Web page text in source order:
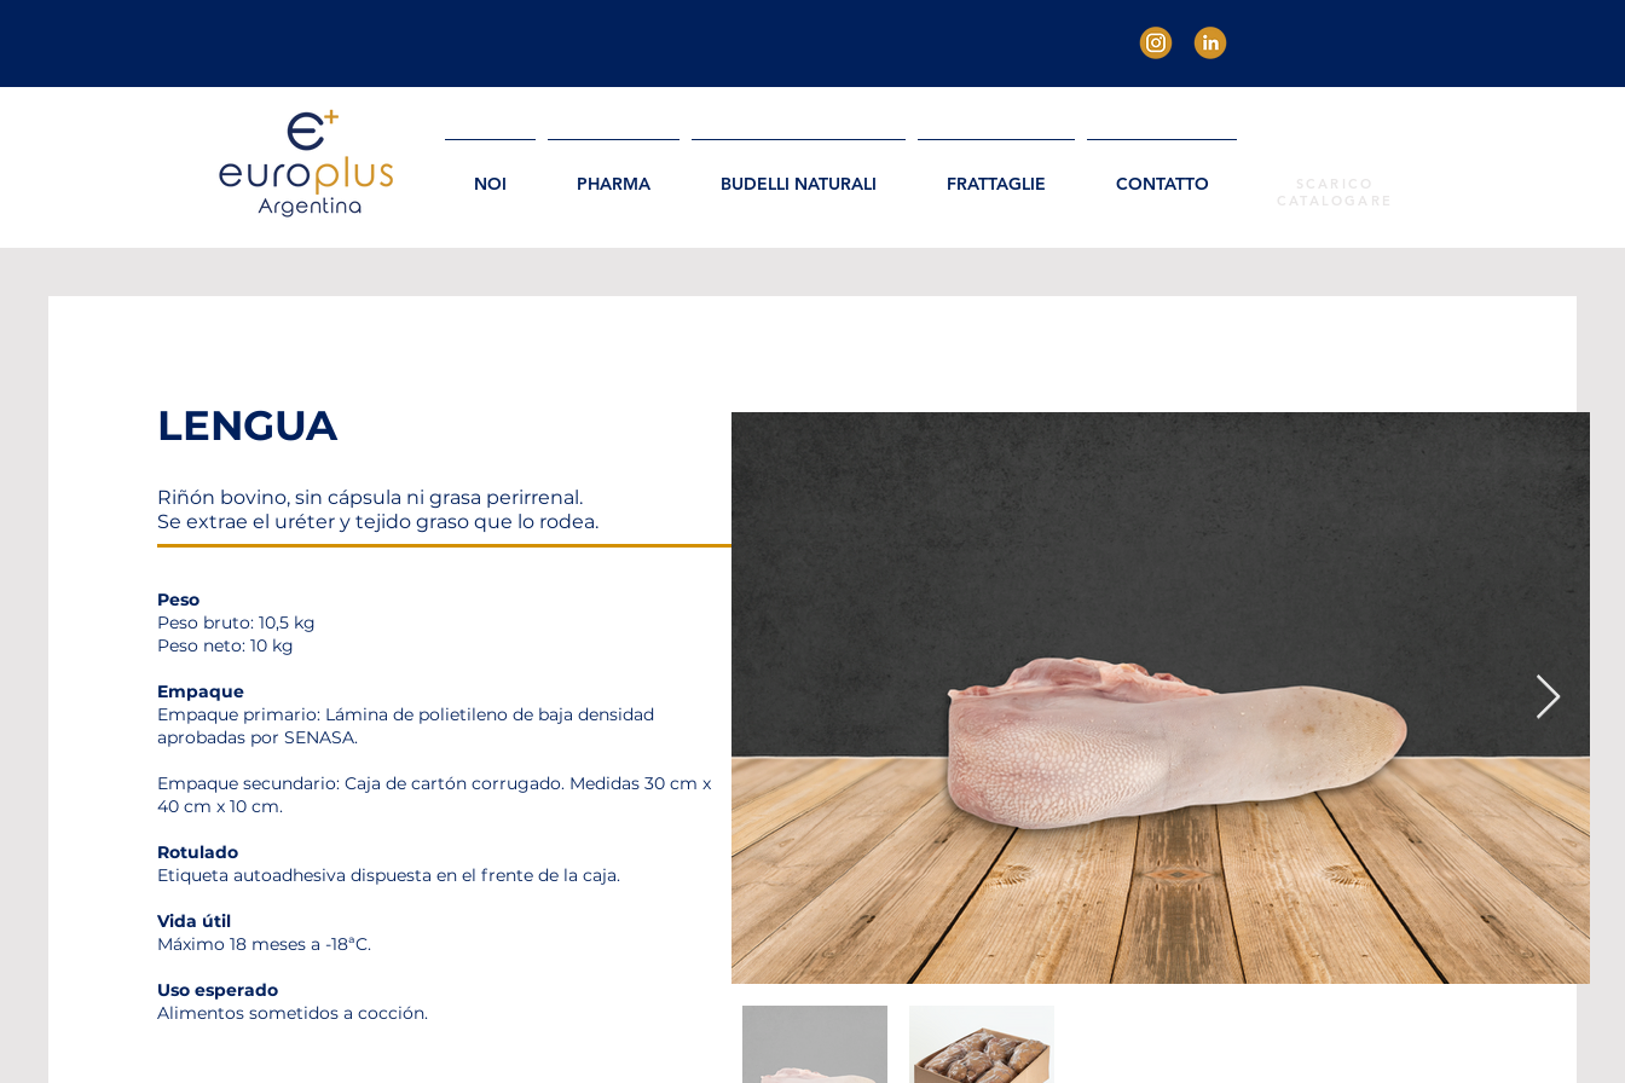
NOI PHARMA BUDELLI NATURALI FRATTAGLIE CONTATTO
SCARICO
CATALOGARE
LENGUA
Riñón bovino, sin cápsula ni grasa perirrenal.
Se extrae el uréter y tejido graso que lo rodea.
Peso
Peso bruto: 10,5 kg
Peso neto: 10 kg
Empaque
Empaque primario: Lámina de polietileno de baja densidad
aprobadas por SENASA.
Empaque secundario: Caja de cartón corrugado. Medidas 30 cm x
40 cm x 10 cm.
Rotulado
Etiqueta autoadhesiva dispuesta en el frente de la caja.
Vida útil
Máximo 18 meses a -18ªC.
Uso esperado
Alimentos sometidos a cocción.